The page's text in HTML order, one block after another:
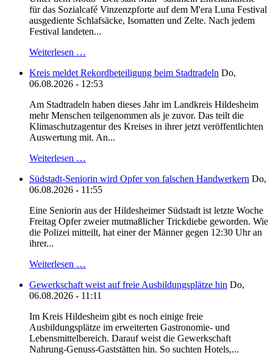
für das Sozialcafé Vinzenzpforte auf dem M'era Luna Festival
ausgediente Schlafsäcke, Isomatten und Zelte. Nach jedem
Festival landeten...
Weiterlesen …
Kreis meldet Rekordbeteiligung beim Stadtradeln Do,
06.08.2026 - 12:53
Am Stadtradeln haben dieses Jahr im Landkreis Hildesheim
mehr Menschen teilgenommen als je zuvor. Das teilt die
Klimaschutzagentur des Kreises in ihrer jetzt veröffentlichten
Auswertung mit. An...
Weiterlesen …
Südstadt-Seniorin wird Opfer von falschen Handwerkern Do,
06.08.2026 - 11:55
Eine Seniorin aus der Hildesheimer Südstadt ist letzte Woche
Freitag Opfer zweier mutmaßlicher Trickdiebe geworden. Wie
die Polizei mitteilt, hat einer der Männer gegen 12:30 Uhr an
ihrer...
Weiterlesen …
Gewerkschaft weist auf freie Ausbildungsplätze hin Do,
06.08.2026 - 11:11
Im Kreis Hildesheim gibt es noch einige freie
Ausbildungsplätze im erweiterten Gastronomie- und
Lebensmittelbereich. Darauf weist die Gewerkschaft
Nahrung-Genuss-Gaststätten hin. So suchten Hotels,...